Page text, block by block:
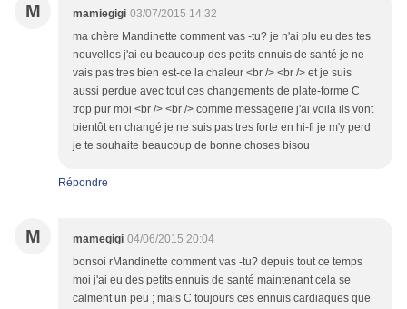
M mamiegigi 03/07/2015 14:32
ma chère Mandinette comment vas -tu? je n'ai plu eu des tes
nouvelles j'ai eu beaucoup des petits ennuis de santé je ne
vais pas tres bien est-ce la chaleur <br /> <br /> et je suis
aussi perdue avec tout ces changements de plate-forme C
trop pur moi <br /> <br /> comme messagerie j'ai voila ils vont
bientôt en changé je ne suis pas tres forte en hi-fi je m'y perd
je te souhaite beaucoup de bonne choses bisou
Répondre
M mamegigi 04/06/2015 20:04
bonsoi rMandinette comment vas -tu? depuis tout ce temps
moi j'ai eu des petits ennuis de santé maintenant cela se
calment un peu ; mais C toujours ces ennuis cardiaques que